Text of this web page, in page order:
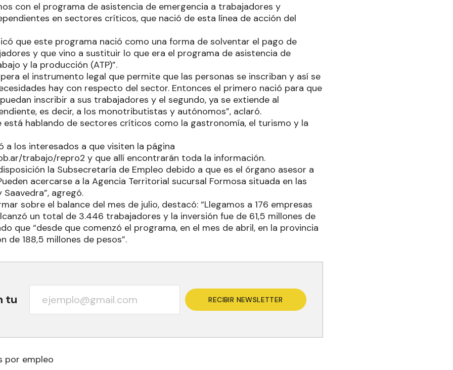
con el programa de asistencia de emergencia a trabajadores y
en sectores críticos, que nació de esta línea de acción del
que este programa nació como una forma de solventar el pago de
y que vino a sustituir lo que era el programa de asistencia de
y la producción (ATP)”.
el instrumento legal que permite que las personas se inscriban y así se
hay con respecto del sector. Entonces el primero nació para que
inscribir a sus trabajadores y el segundo, ya se extiende al
es decir, a los monotributistas y autónomos”, aclaró.
está hablando de sectores críticos como la gastronomía, el turismo y la
a los interesados a que visiten la página
trabajo/repro2 y que allí encontrarán toda la información.
la Subsecretaría de Empleo debido a que es el órgano asesor a
acercarse a la Agencia Territorial sucursal Formosa situada en las
agregó.
sobre el balance del mes de julio, destacó: “Llegamos a 176 empresas
un total de 3.446 trabajadores y la inversión fue de 61,5 millones de
que “desde que comenzó el programa, en el mes de abril, en la provincia
de 188,5 millones de pesos”.
tu RECIBIR NEWSLETTER
por empleo